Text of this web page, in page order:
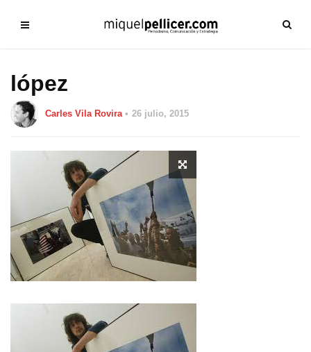
lópez
Carles Vila Rovira 26 julio, 2015